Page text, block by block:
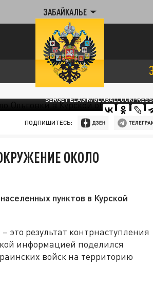
ЗАБАЙКАЛЬЕ
SERGEY ELAGIN/GLOBALLOOKPRESS
ПОДПИШИТЕСЬ:
ОКОЛО
пунктов в Курской
результат контрнаступления
информацией поделился
войск на территорию